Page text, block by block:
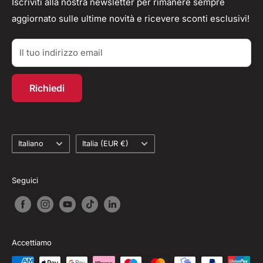
Parlano di Noi
Acquisti TAX-FREE
Resi/Rimborsi
Contatti
Account personale
Programma fedeltà
Recesso dal contratto
aggiornato sulle ultime novità e ricevere sconti esclusivi!
Il tuo indirizzo email
Richiedi
Lingua
Italiano Paese
Italia (EUR €)
Seguici
Accettiamo